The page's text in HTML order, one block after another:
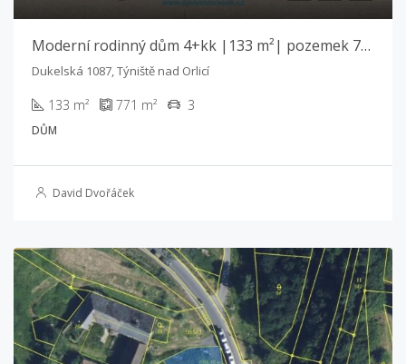
Moderní rodinný dům 4+kk |133 m²| pozemek 771 m² | Týniště n/O
Dukelská 1087, Týniště nad Orlicí
133 m² 771 m² 3
DŮM
David Dvořáček